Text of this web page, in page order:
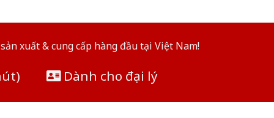
xuất & cung cấp hàng đầu tại Việt Nam!
Dành cho đại lý